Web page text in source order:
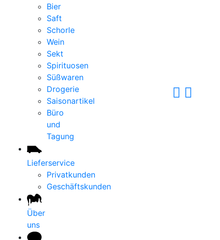
Bier
Saft
Schorle
Wein
Sekt
Spirituosen
Süßwaren
Drogerie
Saisonartikel
Büro
und
Tagung
Lieferservice
Privatkunden
Geschäftskunden
Über
uns